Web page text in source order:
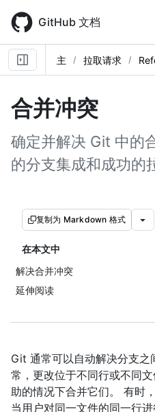
main
content
GitHub 文档
主 拉取请求
合并冲突
确定并解决 Git 中的
的分支集成和成功的
复制为 Markdown 格式
在本文中
解决合并冲突
延伸阅读
Git 通常可以自动解决分支之
常，更改位于不同行或不同
助的情况下合并它们。 有时
当用户对同一文件的同一行